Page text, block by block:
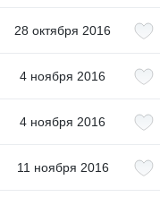
28 октября 2016
4 ноября 2016
4 ноября 2016
11 ноября 2016